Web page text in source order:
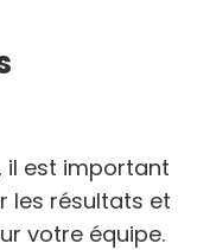
il est important
les résultats et
votre équipe.